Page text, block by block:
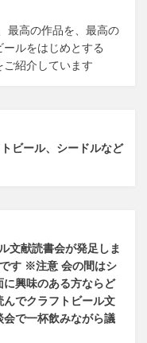
最高の作品を、最高の
ルをはじめとする
紹介しています
ビール、シードルなど
文献読書会が発足しま
す ※注意 会の間はシ
に興味のある方ならど
んでクラフトビール文
会で一杯飲みながら議